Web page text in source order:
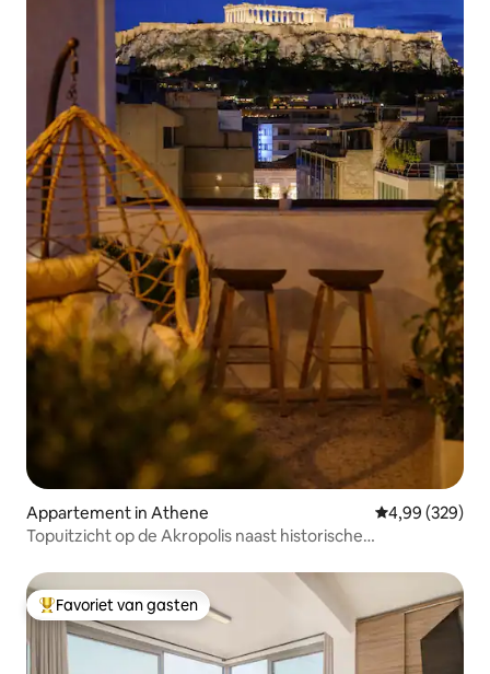
Appartement in Athene Gemiddelde
4,99 (329)
Topuitzicht op de Akropolis naast historische
Topfavoriet van gasten
Favoriet van gasten